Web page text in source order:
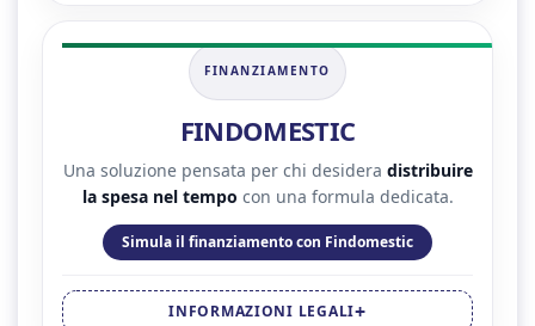
FINANZIAMENTO
FINDOMESTIC
Una soluzione pensata per chi desidera distribuire
la spesa nel tempo con una formula dedicata.
Simula il finanziamento con Findomestic
INFORMAZIONI LEGALI